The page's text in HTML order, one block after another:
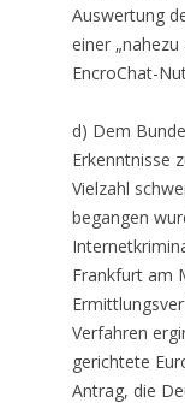
Auswertung
einer
EncroChat-
d) Dem
Erkenntnisse
Vielzahl
begangen
Frankfurt am
Verfahren
gerichtete
Antrag, die